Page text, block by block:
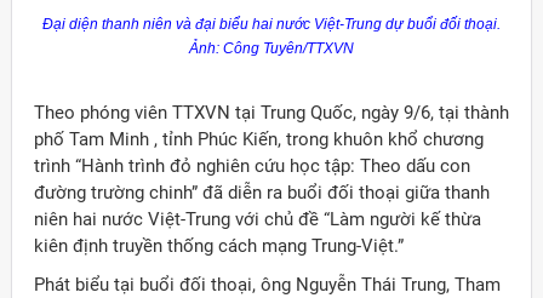
Đại diện thanh niên và đại biểu hai nước Việt-Trung dự buổi đối thoại.
Ảnh: Công Tuyên/TTXVN
Theo phóng viên TTXVN tại Trung Quốc, ngày 9/6, tại thành
phố Tam Minh , tỉnh Phúc Kiến, trong khuôn khổ chương
trình “Hành trình đỏ nghiên cứu học tập: Theo dấu con
đường trường chinh” đã diễn ra buổi đối thoại giữa thanh
niên hai nước Việt-Trung với chủ đề “Làm người kế thừa
kiên định truyền thống cách mạng Trung-Việt.”
Phát biểu tại buổi đối thoại, ông Nguyễn Thái Trung, Tham